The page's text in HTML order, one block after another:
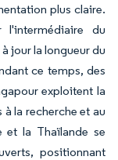
plus claire.
l'intermédiaire du
jour la longueur du
ce temps, des
exploitent la
la recherche et au
et la Thaïlande se
positionnant